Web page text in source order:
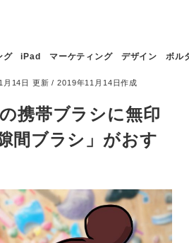
グ iPad マーケティング デザイン ボル
月14日 更新 / 2019年11月14日作成
携帯ブラシに無印
間ブラシ」がおす